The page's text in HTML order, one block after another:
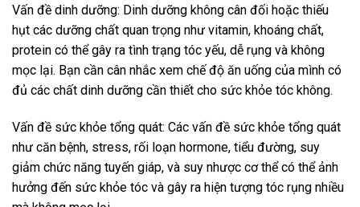
Vấn đề dinh dưỡng: Dinh dưỡng không cân đối hoặc thiếu
hụt các dưỡng chất quan trọng như vitamin, khoáng chất,
protein có thể gây ra tình trạng tóc yếu, dễ rụng và không
mọc lại. Bạn cần cân nhắc xem chế độ ăn uống của mình có
đủ các chất dinh dưỡng cần thiết cho sức khỏe tóc không.
Vấn đề sức khỏe tổng quát: Các vấn đề sức khỏe tổng quát
như căn bệnh, stress, rối loạn hormone, tiểu đường, suy
giảm chức năng tuyến giáp, và suy nhược cơ thể có thể ảnh
hưởng đến sức khỏe tóc và gây ra hiện tượng tóc rụng nhiều